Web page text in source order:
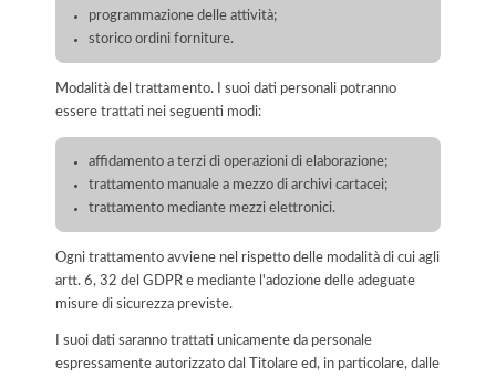
programmazione delle attività;
storico ordini forniture.
Modalità del trattamento. I suoi dati personali potranno
essere trattati nei seguenti modi:
affidamento a terzi di operazioni di elaborazione;
trattamento manuale a mezzo di archivi cartacei;
trattamento mediante mezzi elettronici.
Ogni trattamento avviene nel rispetto delle modalità di cui agli
artt. 6, 32 del GDPR e mediante l'adozione delle adeguate
misure di sicurezza previste.
I suoi dati saranno trattati unicamente da personale
espressamente autorizzato dal Titolare ed, in particolare, dalle